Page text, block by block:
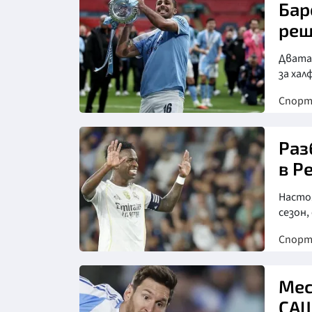
за
Спорт
в
Спорт